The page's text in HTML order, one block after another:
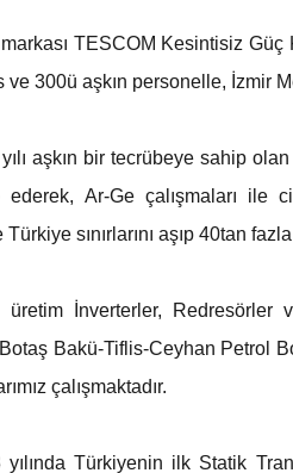
TESCOM Kesintisiz
ve 300ü aşkın personelle, İzmir
aşkın bir tecrübeye sahip
ederek, Ar-Ge çalışmaları
Türkiye sınırlarını aşıp 40tan
üretim İnverterler,
Bakü-Tiflis-Ceyhan Petrol
çalışmaktadır.
yılında Türkiyenin ilk Statik